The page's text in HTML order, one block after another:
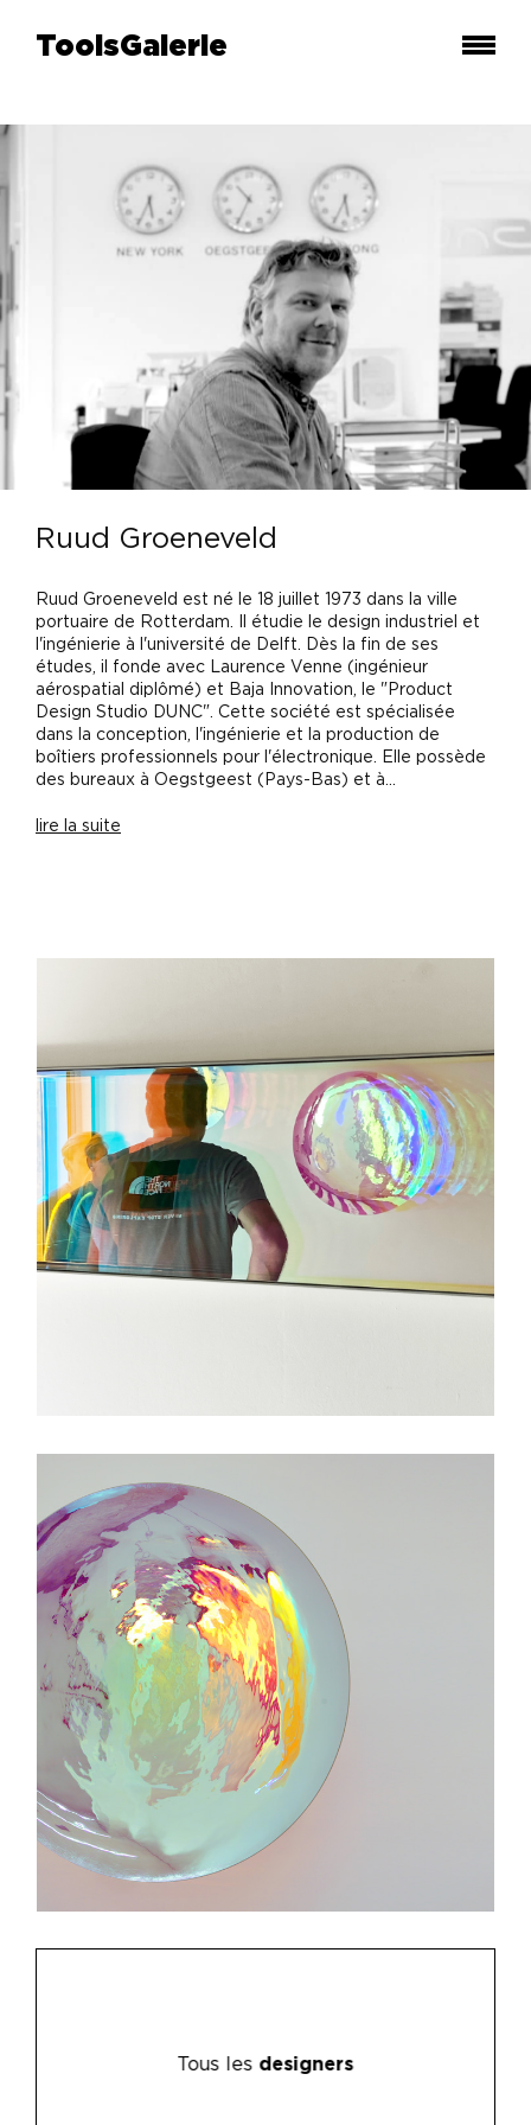
ToolsGalerie
Ruud Groeneveld
Ruud Groeneveld est né le 18 juillet 1973 dans la ville
portuaire de Rotterdam. Il étudie le design industriel et
l'ingénierie à l'université de Delft. Dès la fin de ses
études, il fonde avec Laurence Venne (ingénieur
aérospatial diplômé) et Baja Innovation, le "Product
Design Studio DUNC". Cette société est spécialisée
dans la conception, l'ingénierie et la production de
boîtiers professionnels pour l'électronique. Elle possède
des bureaux à Oegstgeest (Pays-Bas) et à...
lire la suite
Tous les designers